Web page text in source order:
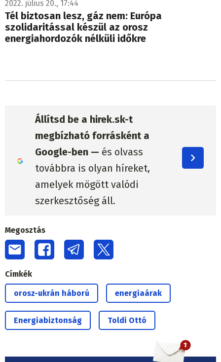
2022. július 20., 17:44
Tél biztosan lesz, gáz nem: Európa
szolidaritással készül az orosz
energiahordozók nélküli időkre
Állítsd be a hirek.sk-t
megbízható forrásként a
Google-ben — és olvass
továbbra is olyan híreket,
amelyek mögött valódi
szerkesztőség áll.
Megosztás
Címkék
orosz-ukrán háború energiaárak
Energiabiztonság Toldi Ottó